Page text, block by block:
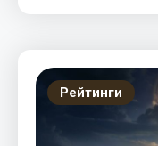
Рейтинги